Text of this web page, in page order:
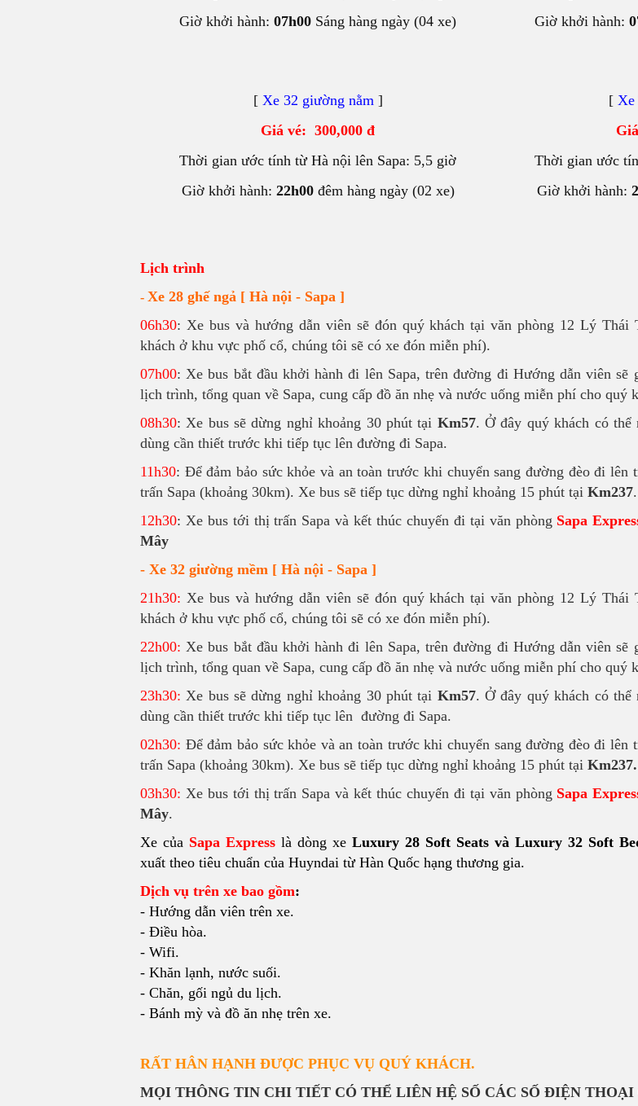
Giờ khởi hành: 07h00 Sáng hàng ngày (04 xe)
Giờ khởi hành:
[ Xe 32 giường nằm ]
Giá vé: 300,000 đ
Thời gian ước tính từ Hà nội lên Sapa: 5,5 giờ
Giờ khởi hành: 22h00đêm hàng ngày (02 xe)
[ Xe
Thời gian ước
Giờ khởi hành:
Lịch trình
- Xe 28 ghế ngả [ Hà nội - Sapa ]
06h30: Xe bus và hướng dẫn viên sẽ đón quý khách tại văn phòng 12 Lý Thái
khách ở khu vực phố cổ, chúng tôi sẽ có xe đón miễn phí).
07h00: Xe bus bắt đầu khởi hành đi lên Sapa, trên đường đi Hướng dẫn viên sẽ
lịch trình, tổng quan về Sapa, cung cấp đồ ăn nhẹ và nước uống miễn phí cho quý
08h30: Xe bus sẽ dừng nghỉ khoảng 30 phút tại Km57. Ở đây quý khách có thể
dùng cần thiết trước khi tiếp tục lên đường đi Sapa.
11h30: Để đảm bảo sức khỏe và an toàn trước khi chuyển sang đường đèo đi lên
trấn Sapa (khoảng 30km). Xe bus sẽ tiếp tục dừng nghỉ khoảng 15 phút tại Km237.
12h30: Xe bus tới thị trấn Sapa và kết thúc chuyến đi tại văn phòng Sapa
Mây
- Xe 32 giường mềm [ Hà nội - Sapa ]
21h30: Xe bus và hướng dẫn viên sẽ đón quý khách tại văn phòng 12 Lý Thái
khách ở khu vực phố cổ, chúng tôi sẽ có xe đón miễn phí).
22h00: Xe bus bắt đầu khởi hành đi lên Sapa, trên đường đi Hướng dẫn viên sẽ
lịch trình, tổng quan về Sapa, cung cấp đồ ăn nhẹ và nước uống miễn phí cho quý
23h30: Xe bus sẽ dừng nghỉ khoảng 30 phút tại Km57. Ở đây quý khách có thể
dùng cần thiết trước khi tiếp tục lên đường đi Sapa.
02h30: Để đảm bảo sức khỏe và an toàn trước khi chuyển sang đường đèo đi lên
trấn Sapa (khoảng 30km). Xe bus sẽ tiếp tục dừng nghỉ khoảng 15 phút tại Km237.
03h30: Xe bus tới thị trấn Sapa và kết thúc chuyến đi tại văn phòng Sapa
Mây.
Xe của Sapa Express là dòng xe Luxury 28 Soft Seats và Luxury 32 Soft
xuất theo tiêu chuẩn của Huyndai từ Hàn Quốc hạng thương gia.
Dịch vụ trên xe bao gồm:
- Hướng dẫn viên trên xe.
- Điều hòa.
- Wifi.
- Khăn lạnh, nước suối.
- Chăn, gối ngủ du lịch.
- Bánh mỳ và đồ ăn nhẹ trên xe.
RẤT HÂN HẠNH ĐƯỢC PHỤC VỤ QUÝ KHÁCH.
MỌI THÔNG TIN CHI TIẾT CÓ THỂ LIÊN HỆ SỐ CÁC SỐ ĐIỆN THOẠI